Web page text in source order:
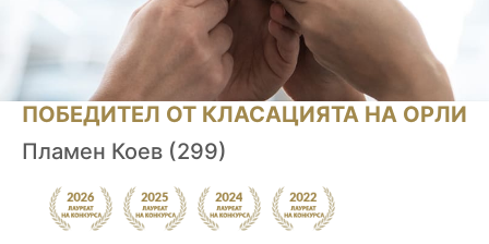
ПОБЕДИТЕЛ ОТ КЛАСАЦИЯТА НА ОРЛИ
Пламен Коев (299)